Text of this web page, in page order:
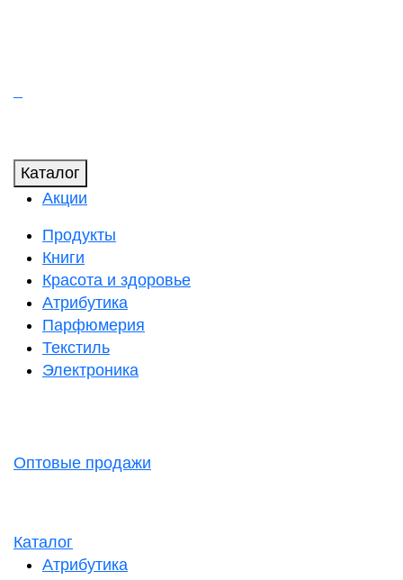
Каталог
Акции
Продукты
Книги
Красота и здоровье
Атрибутика
Парфюмерия
Текстиль
Электроника
Оптовые продажи
Каталог
Атрибутика